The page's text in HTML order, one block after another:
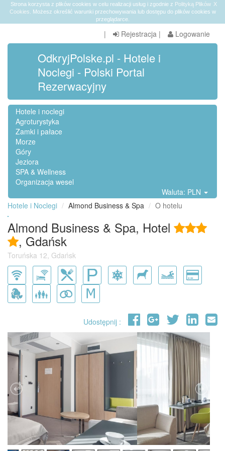
X
Strona korzysta z plików cookies w celu realizacji usług i zgodnie z Polityką Plików
Cookies . Możesz określić warunki przechowywania lub dostępu do plików cookies w
przeglądarce.
| Rejestracja | Logowanie
OdkryjPolske.pl - Hotele i
Noclegi - Polski Portal
Rezerwacyjny
Hotele i noclegi
Agroturystyka
Zamki i pałace
Morze
Góry
Jeziora
SPA & Wellness
Organizacja wesel
Waluta: PLN
Hotele i Noclegi
Almond Business & Spa O hotelu
Almond Business & Spa, Hotel
, Gdańsk
Toruńska 12, Gdańsk
Udostępnij :